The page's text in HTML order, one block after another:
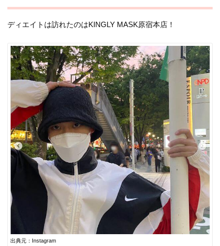
ディエイトは訪れたのはKINGLY MASK原宿本店！
出典元：Instagram